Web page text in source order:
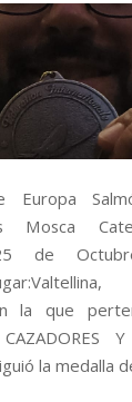
Europa
Mosca
de
la que
Y
la medalla